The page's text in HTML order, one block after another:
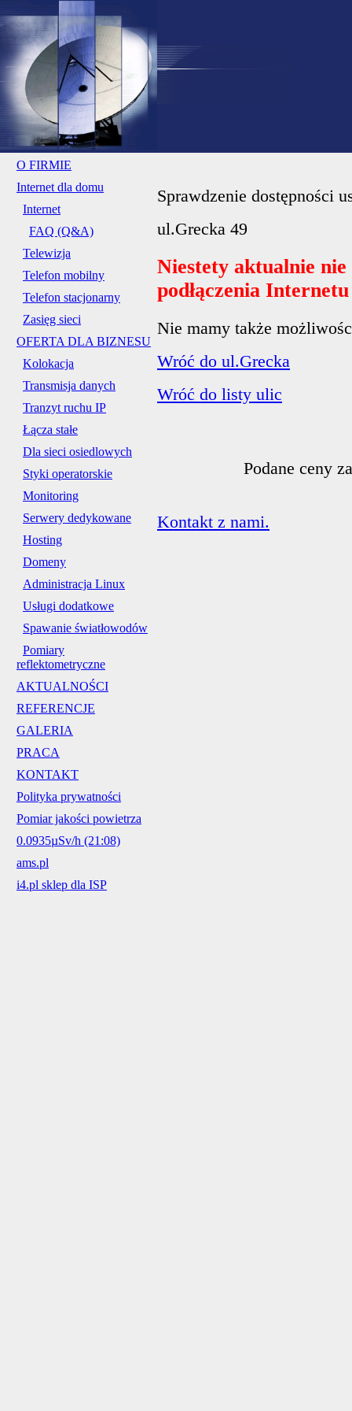
O FIRMIE
Internet dla domu
Internet
FAQ (Q&A)
Telewizja
Telefon mobilny
Telefon stacjonarny
Zasięg sieci
OFERTA DLA BIZNESU
Kolokacja
Transmisja danych
Tranzyt ruchu IP
Łącza stałe
Dla sieci osiedlowych
Styki operatorskie
Monitoring
Serwery dedykowane
Hosting
Domeny
Administracja Linux
Usługi dodatkowe
Spawanie światłowodów
Pomiary
reflektometryczne
AKTUALNOŚCI
REFERENCJE
GALERIA
PRACA
KONTAKT
Polityka prywatności
Pomiar jakości powietrza
0.0935µSv/h (21:08)
ams.pl
i4.pl sklep dla ISP
Sprawdzenie dostępności
ul.Grecka 49
Niestety aktualnie
podłączenia
Nie mamy także
Wróć do ul.Grecka
Wróć do listy ulic
Podane ceny
Kontakt z nami.